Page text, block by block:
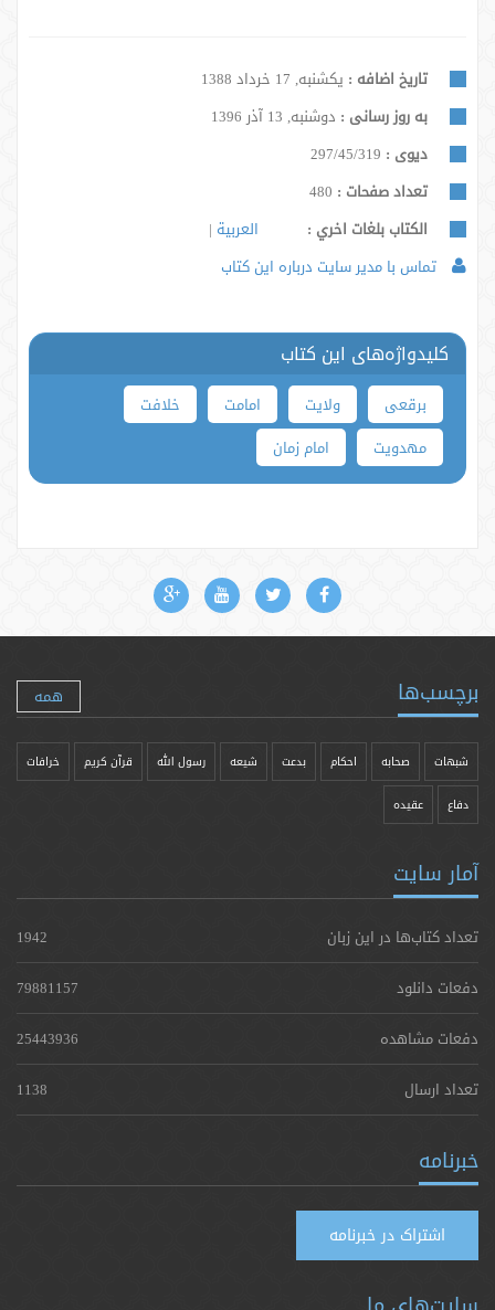
تاریخ اضافه : یکشنبه, 17 خرداد 1388
به روز رسانی : دوشنبه, 13 آذر 1396
دیوی : 297/45/319
تعداد صفحات :
الكتاب بلغات اخري :
العربية
تماس با مدیر سایت درباره این کتاب
کلیدواژه‌های این کتاب
برقعی ولایت امامت
خلافت
مهدویت
امام زمان
برچسب‌ها همه
شبهات صحابه احکام بدعت شیعه رسول الله قرآن کریم خرافات
دفاع عقیده
آمار سایت
تعداد کتاب‌ها در این زبان
1942
دفعات دانلود
79881157
دفعات مشاهده
25443936
تعداد ارسال
1138
خبرنامه
اشتراک در خبرنامه